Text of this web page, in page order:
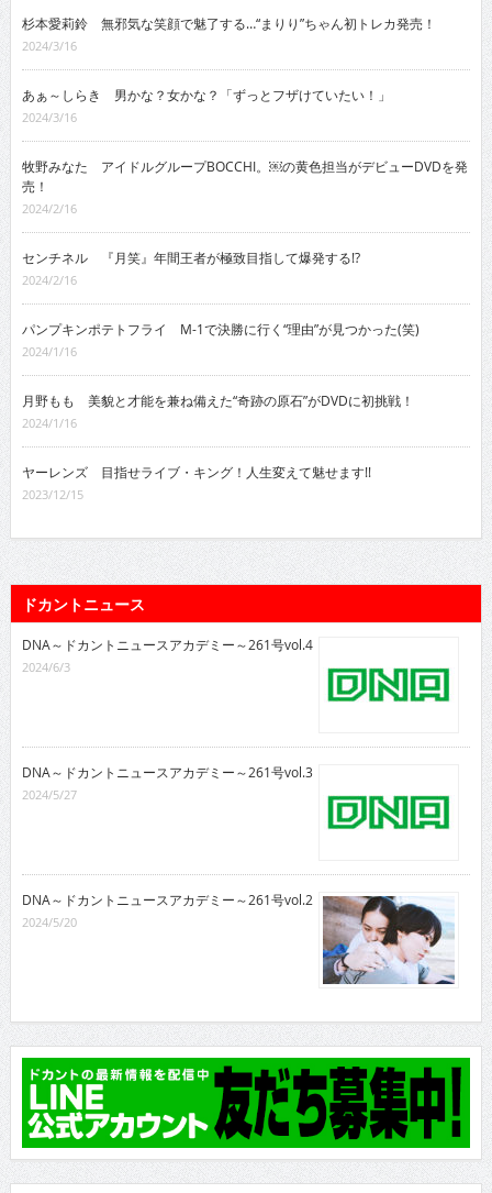
杉本愛莉鈴 無邪気な笑顔で魅了する…“まりり”ちゃん初トレカ発売！
2024/3/16
あぁ～しらき 男かな？女かな？「ずっとフザけていたい！」
2024/3/16
牧野みなた アイドルグループBOCCHI。￼の黄色担当がデビューDVDを発
売！
2024/2/16
センチネル 『月笑』年間王者が極致目指して爆発する!?
2024/2/16
パンプキンポテトフライ M-1で決勝に行く“理由”が見つかった(笑)
2024/1/16
月野もも 美貌と才能を兼ね備えた“奇跡の原石”がDVDに初挑戦！
2024/1/16
ヤーレンズ 目指せライブ・キング！人生変えて魅せます!!
2023/12/15
ドカントニュース
DNA～ドカントニュースアカデミー～261号vol.4
2024/6/3
DNA～ドカントニュースアカデミー～261号vol.3
2024/5/27
DNA～ドカントニュースアカデミー～261号vol.2
2024/5/20